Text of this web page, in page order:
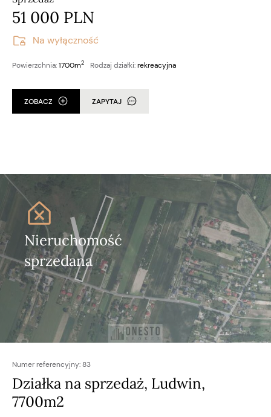
Na wyłączność
51 000 PLN
Powierzchnia:1700m2 Rodzaj działki:rekreacyjna
ZOBACZ ZAPYTAJ
Nieruchomość
sprzedana
Numer referencyjny:83
Działka na sprzedaż, Ludwin,
7700m2